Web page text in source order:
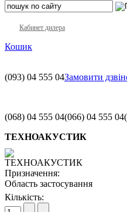
Кабинет дилера
Кошик
(093) 04 555 04Замовити
(068) 04 555 04(066) 04 555 04
ТЕХНОАКУСТИК
Призначення:
Область застосування
Кількість: